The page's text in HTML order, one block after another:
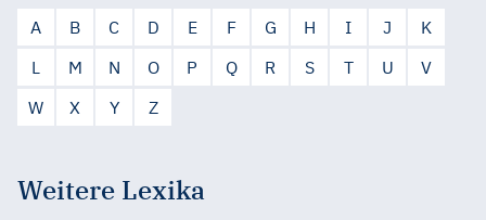
A B C D E F G H I J
K
L
M N O P Q R S T U
V
W
X Y Z
Weitere Lexika